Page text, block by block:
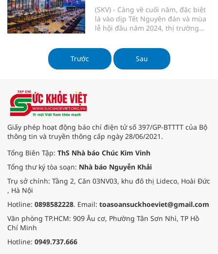
(SKV) - Càng về cuối năm, đặc biệt
là vào dịp Tết Nguyên đán và mùa
lễ hội đầu năm 2024, thị trường
phức tạp. Nỗi lo về vấn đề an toàn
vệ sinh thực phẩm trong những
bữa tiệc liên hoan tất niên là vấn
Trước Sau
Giấy phép hoạt động báo chí điện tử số 397/GP-BTTTT của Bộ
thông tin và truyền thông cấp ngày 28/06/2021.
Tổng Biên Tập: ThS Nhà báo Chúc Kim Vinh
Tổng thư ký tòa soạn: Nhà báo Nguyễn Khải
Trụ sở chính: Tầng 2, Căn 03NV03, khu đô thị Lideco, Hoài Đức
, Hà Nội
Hotline: 0898582228. Email: toasoansuckhoeviet@gmail.com
Văn phòng TP.HCM: 909 Âu cơ, Phường Tân Sơn Nhì, TP Hồ
Chí Minh
Hotline: 0949.737.666